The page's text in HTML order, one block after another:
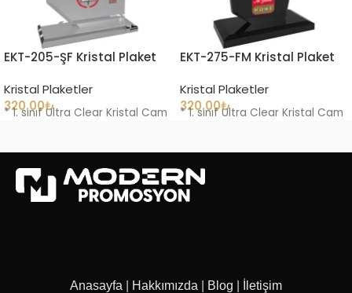
EKT-205-ŞF Kristal Plaket
Kristal Plaketler
320.00₺
* 1. sınıf Ultra Clear Kristal Cam
EKT-275-FM Kristal Plaket
Kristal Plaketler
320.00₺
* 1. sınıf Ultra Clear Kristal Cam
Anasayfa Hakkımızda Blog İletişim